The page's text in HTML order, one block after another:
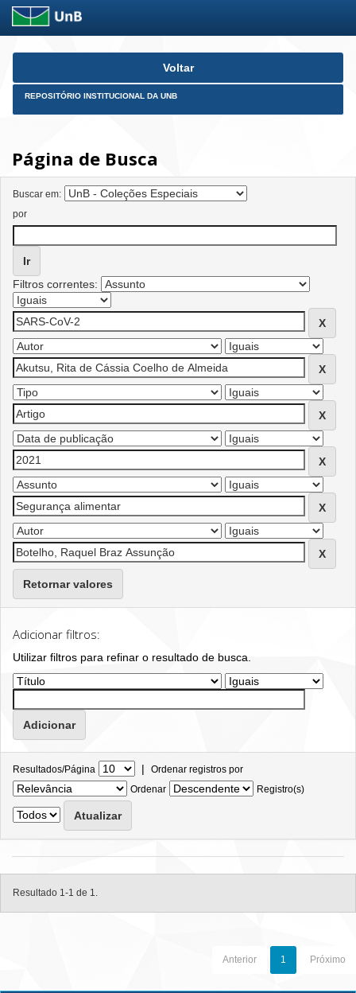
Skip
Voltar
REPOSITÓRIO INSTITUCIONAL DA UNB
Página de Busca
Buscar em:
por
Filtros correntes:
Retornar valores
Adicionar filtros:
Utilizar filtros para refinar o resultado de busca.
Resultados/Página | Ordenar registros por
Ordenar
Registro(s)
Resultado 1-1 de 1.
Anterior 1 Próximo